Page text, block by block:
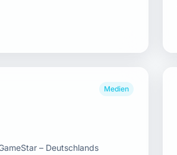
Medien
– Deutschlands